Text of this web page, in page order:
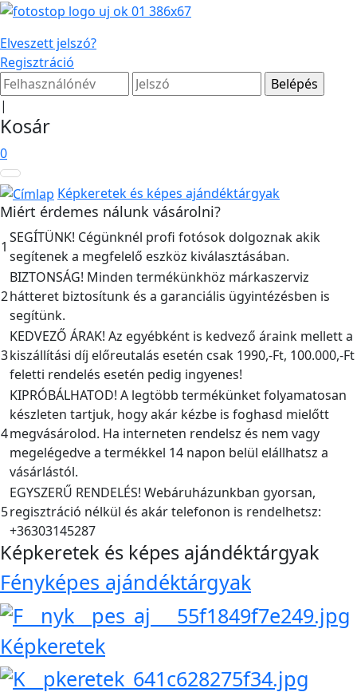
Elveszett jelszó?
Regisztráció
|
Kosár
0
Képkeretek és képes ajándéktárgyak
Miért érdemes nálunk vásárolni?
1
SEGÍTÜNK! Cégünknél profi fotósok dolgoznak akik
segítenek a megfelelő eszköz kiválasztásában.
2
BIZTONSÁG! Minden termékünkhöz márkaszerviz
hátteret biztosítunk és a garanciális ügyintézésben is
segítünk.
3
KEDVEZŐ ÁRAK! Az egyébként is kedvező áraink mellett a
kiszállítási díj előreutalás esetén csak 1990,-Ft, 100.000,-Ft
feletti rendelés esetén pedig ingyenes!
4
KIPRÓBÁLHATOD! A legtöbb termékünket folyamatosan
készleten tartjuk, hogy akár kézbe is foghasd mielőtt
megvásárolod. Ha interneten rendelsz és nem vagy
megelégedve a termékkel 14 napon belül elállhatsz a
vásárlástól.
5
EGYSZERŰ RENDELÉS! Webáruházunkban gyorsan,
regisztráció nélkül és akár telefonon is rendelhetsz:
+36303145287
Képkeretek és képes ajándéktárgyak
Fényképes ajándéktárgyak
Képkeretek